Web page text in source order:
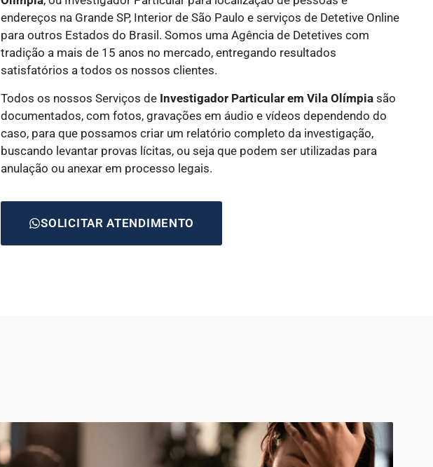
endereços na Grande SP, Interior de São Paulo e serviços de Detetive Online
para outros Estados do Brasil. Somos uma Agência de Detetives com
tradição a mais de 15 anos no mercado, entregando resultados
satisfatórios a todos os nossos clientes.
Todos os nossos Serviços de Investigador Particularem Vila Olímpia são
documentados, com fotos, gravações em áudio e vídeos dependendo do
caso, para que possamos criar um relatório completo da investigação,
buscando levantar provas lícitas, ou seja que podem ser utilizadas para
anulação ou anexar em processo legais.
SOLICITAR ATENDIMENTO